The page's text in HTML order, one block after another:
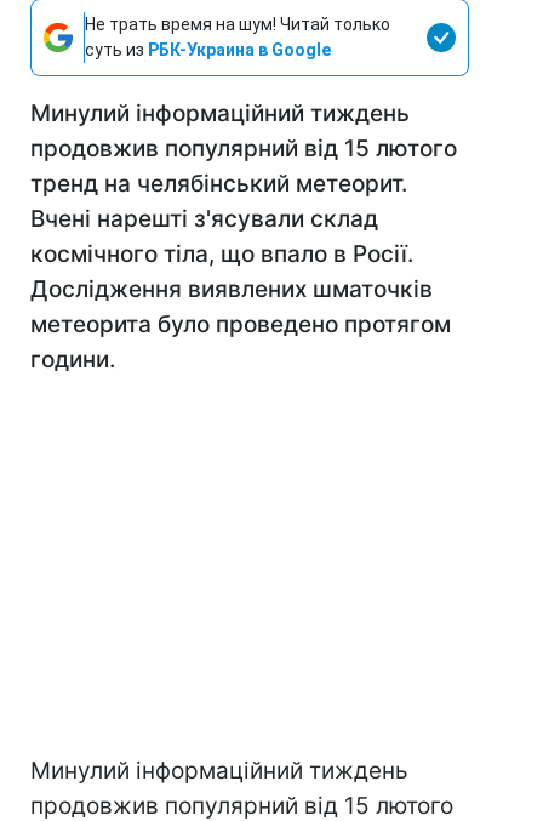
Не трать время на шум! Читай только
суть из РБК-Украина в Google
Минулий інформаційний тиждень
продовжив популярний від 15 лютого
тренд на челябінський метеорит.
Вчені нарешті з'ясували склад
космічного тіла, що впало в Росії.
Дослідження виявлених шматочків
метеорита було проведено протягом
години.
Минулий інформаційний тиждень
продовжив популярний від 15 лютого